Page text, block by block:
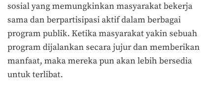
sosial yang memungkinkan masyarakat bekerja
sama dan berpartisipasi aktif dalam berbagai
program publik. Ketika masyarakat yakin sebuah
program dijalankan secara jujur dan memberikan
manfaat, maka mereka pun akan lebih bersedia
untuk terlibat.